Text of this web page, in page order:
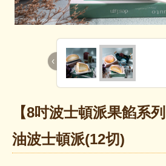
‹
【8吋波士頓派果餡系
油波士頓派(12切)